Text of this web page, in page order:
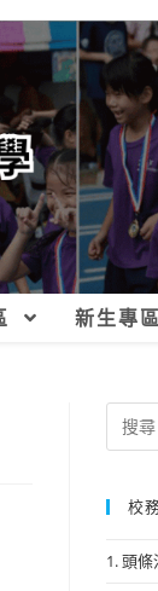
新生專區
Search
for:
校
1. 頭條